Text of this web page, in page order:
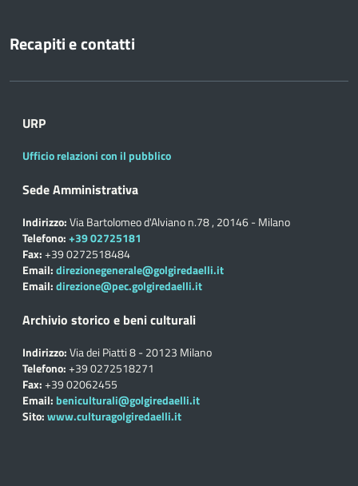
Recapiti e contatti
URP
Ufficio relazioni con il pubblico
Sede Amministrativa
Indirizzo:Via Bartolomeo d'Alviano n.78 , 20146 - Milano
Telefono:+39 02725181
Fax:+39 0272518484
Email:direzionegenerale@golgiredaelli.it
Email:direzione@pec.golgiredaelli.it
Archivio storico e beni culturali
Indirizzo:Via dei Piatti 8 - 20123 Milano
Telefono:+39 0272518271
Fax:+39 02062455
Email: beniculturali@golgiredaelli.it
Sito:www.culturagolgiredaelli.it